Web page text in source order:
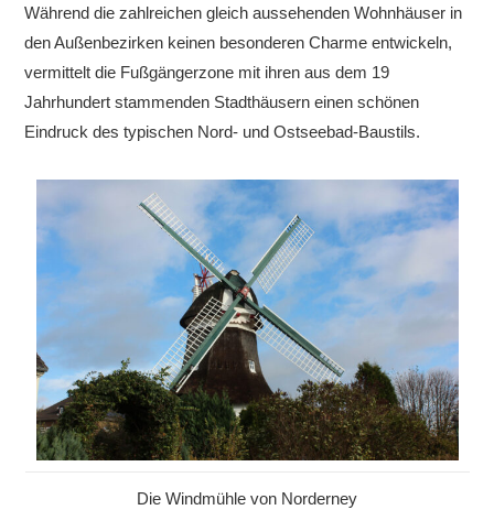
Während die zahlreichen gleich aussehenden Wohnhäuser in
den Außenbezirken keinen besonderen Charme entwickeln,
vermittelt die Fußgängerzone mit ihren aus dem 19
Jahrhundert stammenden Stadthäusern einen schönen
Eindruck des typischen Nord- und Ostseebad-Baustils.
Die Windmühle von Norderney